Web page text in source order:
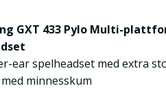
GXT 433 Pylo Multi-
ear spelheadset med extra
minnesskum